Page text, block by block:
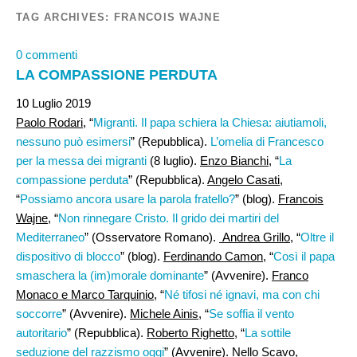
TAG ARCHIVES: FRANCOIS WAJNE
0 commenti
LA COMPASSIONE PERDUTA
10 Luglio 2019
Paolo Rodari, “Migranti. Il papa schiera la Chiesa: aiutiamoli,
nessuno può esimersi” (Repubblica). L’omelia di Francesco
per la messa dei migranti (8 luglio). Enzo Bianchi, “La
compassione perduta” (Repubblica). Angelo Casati,
“Possiamo ancora usare la parola fratello?” (blog). Francois
Wajne, “Non rinnegare Cristo. Il grido dei martiri del
Mediterraneo” (Osservatore Romano). Andrea Grillo, “Oltre il
dispositivo di blocco” (blog). Ferdinando Camon, “Così il papa
smaschera la (im)morale dominante” (Avvenire). Franco
Monaco e Marco Tarquinio, “Né tifosi né ignavi, ma con chi
soccorre” (Avvenire). Michele Ainis, “Se soffia il vento
autoritario” (Repubblica). Roberto Righetto, “La sottile
seduzione del razzismo oggi” (Avvenire). Nello Scavo,